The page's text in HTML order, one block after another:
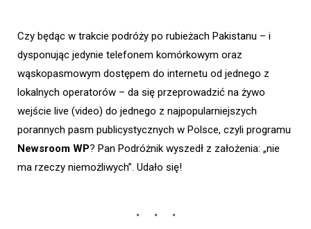
Czy będąc w trakcie podróży po rubieżach Pakistanu – i
dysponując jedynie telefonem komórkowym oraz
wąskopasmowym dostępem do internetu od jednego z
lokalnych operatorów – da się przeprowadzić na żywo
wejście live (video) do jednego z najpopularniejszych
porannych pasm publicystycznych w Polsce, czyli programu
Newsroom WP? Pan Podróżnik wyszedł z założenia: „nie
ma rzeczy niemożliwych”. Udało się!